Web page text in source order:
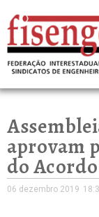
aprovam
do
06 dezembro 2019